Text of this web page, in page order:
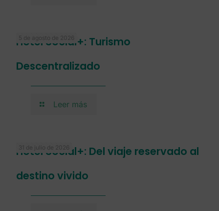
5 de agosto de 2026
Hotel Social+: Turismo
Descentralizado
Leer más
31 de julio de 2026
Hotel Social+: Del viaje reservado al
destino vivido